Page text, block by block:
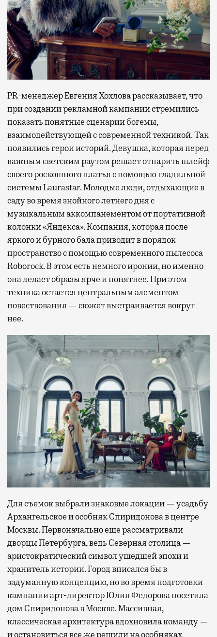
PR-менеджер Евгения Хохлова рассказывает, что
при создании рекламной кампании стремились
показать понятные сценарии богемы,
взаимодействующей с современной техникой. Так
появились герои историй. Девушка, которая перед
важным светским раутом решает отпарить шлейф
своего роскошного платья с помощью гладильной
системы Laurastar. Молодые люди, отдыхающие в
саду во время знойного летнего дня с
музыкальным аккомпанементом от портативной
колонки «Яндекса». Компания, которая после
яркого и бурного бала приводит в порядок
пространство с помощью современного пылесоса
Roborock. В этом есть немного иронии, но именно
она делает образы ярче и понятнее. При этом
техника остается центральным элементом
повествования — сюжет выстраивается вокруг
нее.
Для съемок выбрали знаковые локации — усадьбу
Архангельское и особняк Спиридонова в центре
Москвы. Первоначально еще рассматривали
дворцы Петербурга, ведь Северная столица —
аристократический символ ушедшей эпохи и
хранитель истории. Город вписался бы в
задуманную концепцию, но во время подготовки
кампании арт-директор Юлия Федорова посетила
дом Спиридонова в Москве. Массивная,
классическая архитектура вдохновила команду —
и остановиться все же решили на особняках